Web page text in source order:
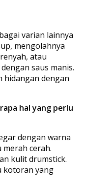
varian lainnya
mengolahnya
atau
saus manis.
hidangan dengan
hal yang perlu
dengan warna
cerah.
kulit drumstick.
kotoran yang